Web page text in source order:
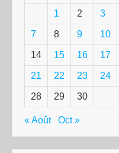
1 2 3
7 8 9 10
14 15 16 17
21 22 23 24
28 29 30
« Août Oct »